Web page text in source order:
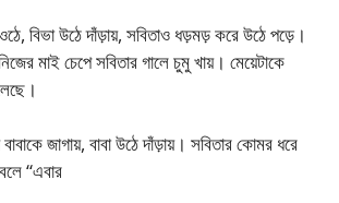
বিভা উঠে দাঁড়ায়, সবিতাও ধড়মড় করে উঠে পড়ে।
মাই চেপে সবিতার গালে চুমু খায়। মেয়েটাকে
জাগায়, বাবা উঠে দাঁড়ায়। সবিতার কোমর ধরে
“এবার